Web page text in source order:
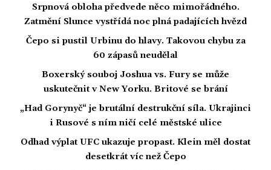
Srpnová obloha předvede něco mimořádného.
Zatmění Slunce vystřídá noc plná padajících hvězd
Čepo si pustil Urbinu do hlavy. Takovou chybu za
60 zápasů neudělal
Boxerský souboj Joshua vs. Fury se může
uskutečnit v New Yorku. Britové se brání
„Had Gorynyč“ je brutální destrukční síla. Ukrajinci
i Rusové s ním ničí celé městské ulice
Odhad výplat UFC ukazuje propast. Klein měl dostat
desetkrát víc než Čepo